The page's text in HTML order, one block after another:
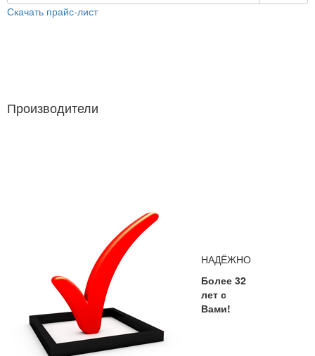
Скачать прайс-лист
Производители
НАДЁЖНО
Более 32
лет с
Вами!